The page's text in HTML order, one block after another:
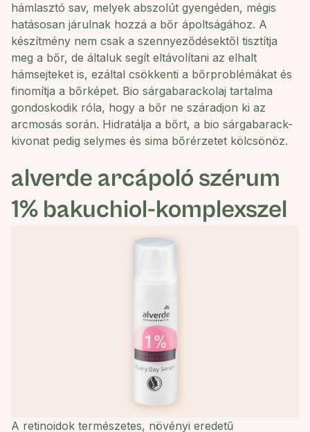
hámlasztó sav, melyek abszolút gyengéden, mégis
hatásosan járulnak hozzá a bőr ápoltságához. A
készítmény nem csak a szennyeződésektől tisztítja
meg a bőr, de általuk segít eltávolítani az elhalt
hámsejteket is, ezáltal csökkenti a bőrproblémákat és
finomítja a bőrképet. Bio sárgabarackolaj tartalma
gondoskodik róla, hogy a bőr ne száradjon ki az
arcmosás során. Hidratálja a bőrt, a bio sárgabarack-
kivonat pedig selymes és sima bőrérzetet kölcsönöz.
alverde arcápoló szérum
1% bakuchiol-komplexszel
A retinoidok természetes, növényi eredetű